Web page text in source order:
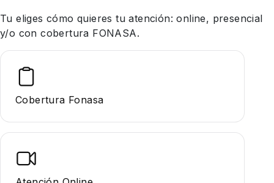
Tu eliges cómo quieres tu atención: online, presencial
y/o con cobertura FONASA.
Cobertura Fonasa